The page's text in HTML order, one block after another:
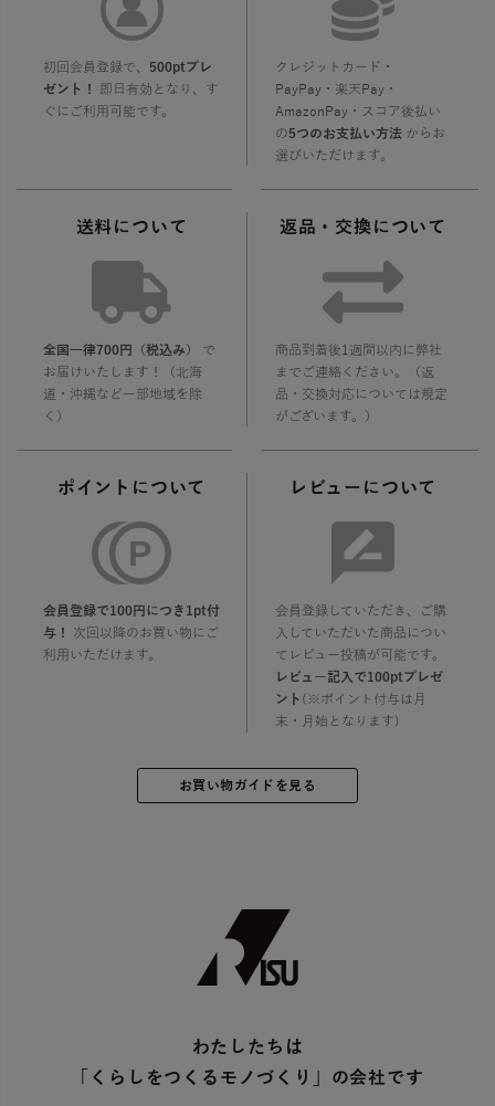
初回会員登録で、 500ptプレ
ゼント！
即日有効となり、す
ぐにご利用可能です。
クレジットカード・
PayPay・楽天Pay・
AmazonPay・スコア後払い
の5つのお支払い方法からお
選びいただけます。
送料について
全国一律700円（税込み）
で
お届けいたします！（北海
道・沖縄など一部地域を除
く）
返品・交換について
商品到着後1週間以内に弊社
までご連絡ください。（返
品・交換対応については規定
がございます。）
ポイントについて
会員登録で100円につき1pt付
与！
次回以降のお買い物にご
利用いただけます。
レビューについて
会員登録していただき、ご購
入していただいた商品につい
てレビュー投稿が可能です。
レビュー記入で100ptプレゼ
ント (※ポイント付与は月
末・月始となります)
お買い物ガイドを見る
わたしたちは
「くらしをつくるモノづくり」の会社です